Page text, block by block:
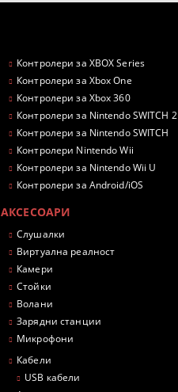
Контролери за XBOX Series
Контролери за Xbox One
Контролери за Xbox 360
Контролери за Nintendo SWITCH 2
Контролери за Nintendo SWITCH
Контролери Nintendo Wii
Контролери за Nintendo Wii U
Контролери за Android/iOS
АКСЕСОАРИ
Слушалки
Виртуална реалност
Камери
Стойки
Волани
Зарядни станции
Микрофони
Кабели
USB кабели